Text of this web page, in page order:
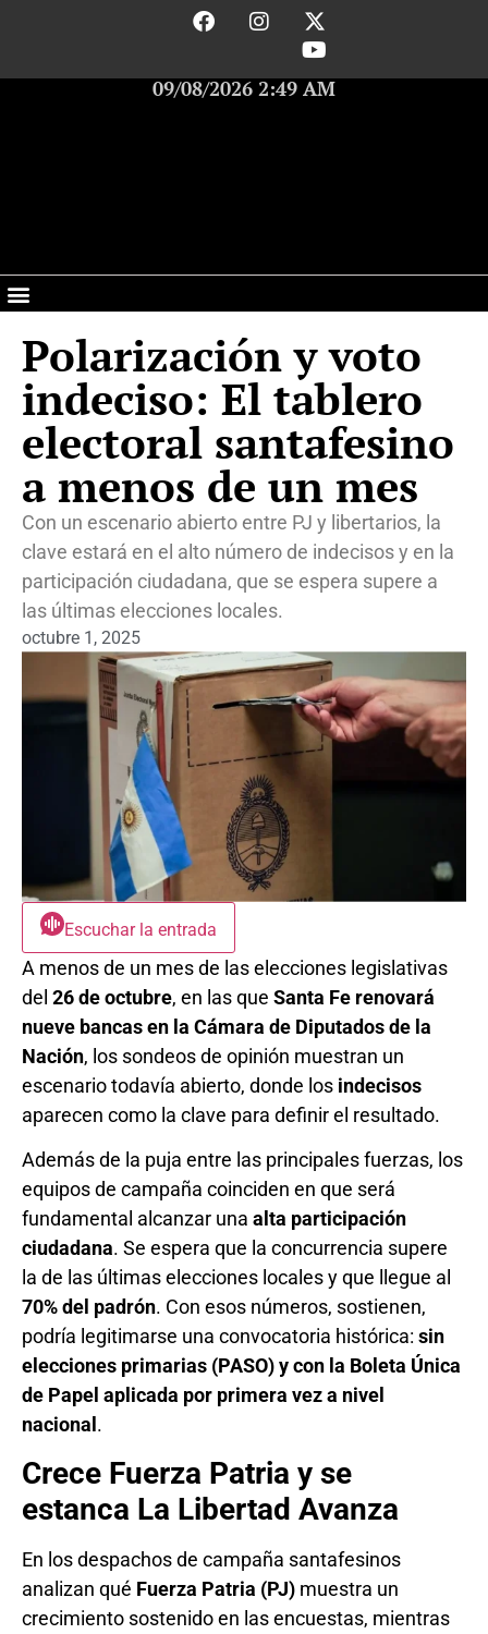
09/08/2026 2:49 AM
Polarización y voto
indeciso: El tablero
electoral santafesino
a menos de un mes
Con un escenario abierto entre PJ y libertarios, la
clave estará en el alto número de indecisos y en la
participación ciudadana, que se espera supere a
las últimas elecciones locales.
octubre 1, 2025
Escuchar la entrada
A menos de un mes de las elecciones legislativas
del 26 de octubre, en las que Santa Fe renovará
nueve bancas en la Cámara de Diputados de la
Nación, los sondeos de opinión muestran un
escenario todavía abierto, donde los indecisos
aparecen como la clave para definir el resultado.
Además de la puja entre las principales fuerzas, los
equipos de campaña coinciden en que será
fundamental alcanzar una alta participación
ciudadana. Se espera que la concurrencia supere
la de las últimas elecciones locales y que llegue al
70% del padrón. Con esos números, sostienen,
podría legitimarse una convocatoria histórica: sin
elecciones primarias (PASO) y con la Boleta Única
de Papel aplicada por primera vez a nivel
nacional .
Crece Fuerza Patria y se
estanca La Libertad Avanza
En los despachos de campaña santafesinos
analizan qué Fuerza Patria (PJ) muestra un
crecimiento sostenido en las encuestas, mientras